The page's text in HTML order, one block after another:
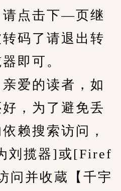
点击下—页继
码了请退出转
即可。
爱的读者，如
，为了避免丢
赖搜索访问，
刘揽器]或[Firef
问并收蔵【千宇